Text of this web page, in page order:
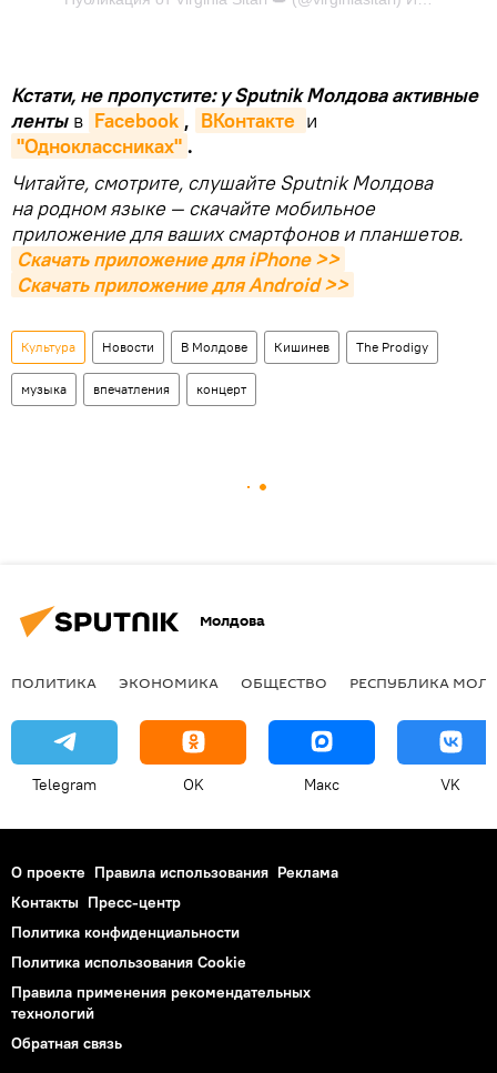
Кстати, не пропустите: у Sputnik Молдова активные
ленты в Facebook , ВКонтакте и
"Одноклассниках" .
Читайте, смотрите, слушайте Sputnik Молдова
на родном языке — скачайте мобильное
приложение для ваших смартфонов и планшетов.
Скачать приложение для iPhone >>
Скачать приложение для Android >>
Культура Новости В Молдове Кишинев The Prodigy
музыка впечатления концерт
Молдова
ПОЛИТИКА ЭКОНОМИКА ОБЩЕСТВО РЕСПУБЛИКА
Telegram OK Макс VK
О проекте Правила использования Реклама
Контакты Пресс-центр
Политика конфиденциальности
Политика использования Cookie
Правила применения рекомендательных
технологий
Обратная связь